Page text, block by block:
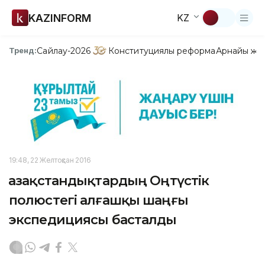
KAZINFORM KZ
Тренд:Сайлау-2026 Конституциялық реформаАрнайы
19:48, 22 Желтоқсан 2016
Қазақстандықтардың Оңтүстік
полюстегі алғашқы шаңғы
экспедициясы басталды